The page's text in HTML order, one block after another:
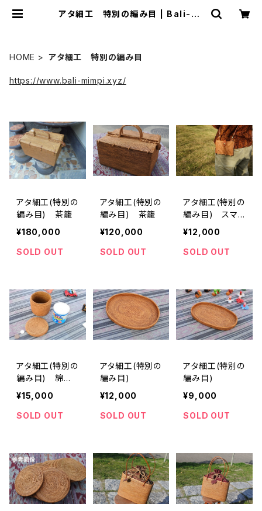
アタ細工 特別の編み目 | Bali-mi
HOME アタ細工 特別の編み目
https://www.bali-mimpi.xyz/
アタ細工(特別の
編み目) 茶籠
¥180,000
SOLD OUT
アタ細工(特別の
編み目) 茶籠
¥120,000
SOLD OUT
アタ細工(特別の
編み目) スマ
ホポーチ
¥12,000
SOLD OUT
アタ細工(特別の
編み目) 綿棒
入れ
¥15,000
SOLD OUT
アタ細工(特別の
編み目)
¥12,000
SOLD OUT
アタ細工(特別の
編み目)
¥9,000
SOLD OUT